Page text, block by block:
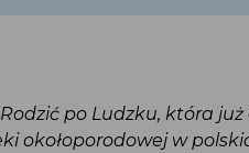
po Ludzku, która już
okołoporodowej w